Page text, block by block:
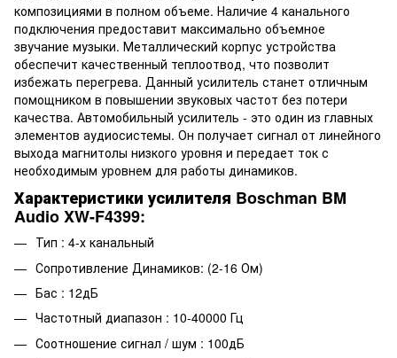
композициями в полном объеме. Наличие 4 канального
подключения предоставит максимально объемное
звучание музыки. Металлический корпус устройства
обеспечит качественный теплоотвод, что позволит
избежать перегрева. Данный усилитель станет отличным
помощником в повышении звуковых частот без потери
качества. Автомобильный усилитель - это один из главных
элементов аудиосистемы. Он получает сигнал от линейного
выхода магнитолы низкого уровня и передает ток с
необходимым уровнем для работы динамиков.
Характеристики усилителя Boschman BM
Audio XW-F4399:
Тип : 4-х канальный
Сопротивление Динамиков: (2-16 Ом)
Бас : 12дБ
Частотный диапазон : 10-40000 Гц
Соотношение сигнал / шум : 100дБ